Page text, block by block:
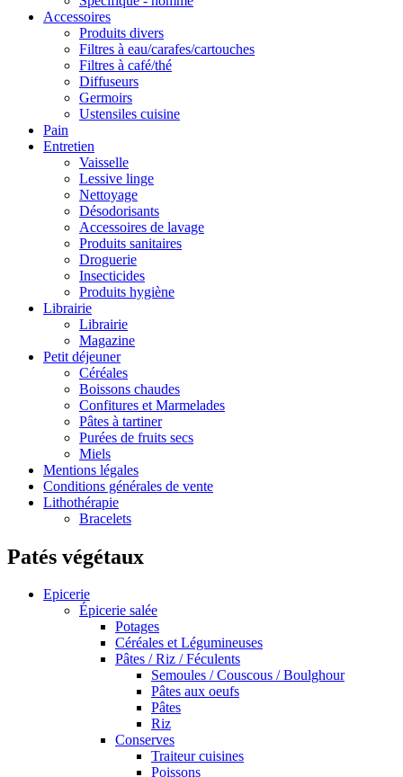
Accessoires
Produits divers
Filtres à eau/carafes/cartouches
Filtres à café/thé
Diffuseurs
Germoirs
Ustensiles cuisine
Pain
Entretien
Vaisselle
Lessive linge
Nettoyage
Désodorisants
Accessoires de lavage
Produits sanitaires
Droguerie
Insecticides
Produits hygiène
Librairie
Librairie
Magazine
Petit déjeuner
Céréales
Boissons chaudes
Confitures et Marmelades
Pâtes à tartiner
Purées de fruits secs
Miels
Mentions légales
Conditions générales de vente
Lithothérapie
Bracelets
Patés végétaux
Epicerie
Épicerie salée
Potages
Céréales et Légumineuses
Pâtes / Riz / Féculents
Semoules / Couscous / Boulghour
Pâtes aux oeufs
Pâtes
Riz
Conserves
Traiteur cuisines
Poissons